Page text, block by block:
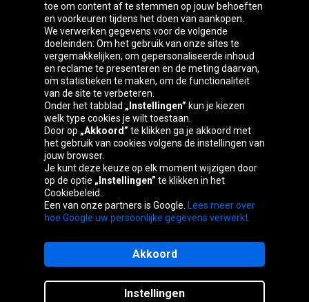
Oponeo-groep
Česká
republika
Deutschland Éire España
France Italia Magyarország Nederland
Österreich
republika
Kingdom
Sitemaps
toe om content af te stemmen op jouw behoeften
en voorkeuren tijdens het doen van aankopen.
We verwerken gegevens voor de volgende
doeleinden: Om het gebruik van onze sites te
vergemakkelijken, om gepersonaliseerde inhoud
en reclame te presenteren en de meting daarvan,
om statistieken te maken, om de functionaliteit
van de site te verbeteren.
Onder het tabblad „Instellingen” kun je kiezen
welk type cookies je wilt toestaan.
Door op „Akkoord” te klikken ga je akkoord met
het gebruik van cookies volgens de instellingen van
jouw browser.
Je kunt deze keuze op elk moment wijzigen door
op de optie „Instellingen” te klikken in het
Cookiebeleid.
Een van onze partners is Google. Lees meer over
hoe Google uw persoonlijke gegevens verwerkt.
Instellingen
Akkoord